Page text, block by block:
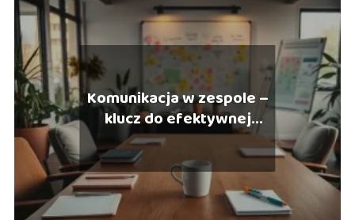
Komunikacja w zespole –
klucz do efektywnej
współpracy i sukcesu